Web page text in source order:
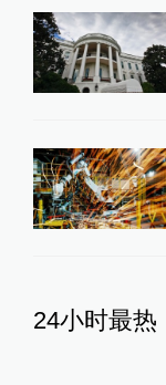
24小时最热